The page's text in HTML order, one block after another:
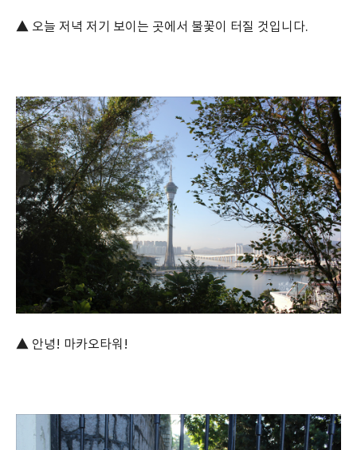
▲ 오늘 저녁 저기 보이는 곳에서 불꽃이 터질 것입니다.
▲ 안녕! 마카오타워!